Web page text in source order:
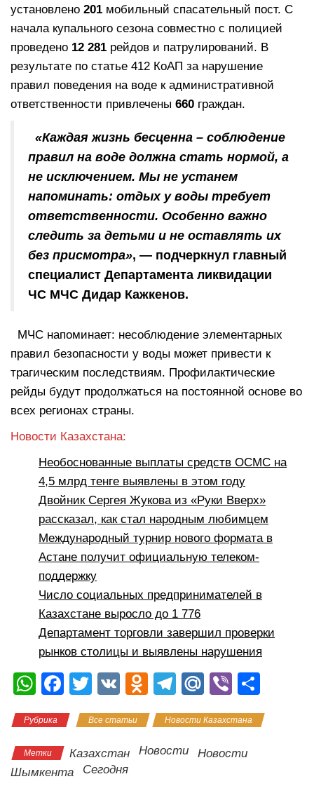
установлено 201 мобильный спасательный пост. С
начала купального сезона совместно с полицией
проведено 12 281 рейдов и патрулирований. В
результате по статье 412 КоАП за нарушение
правил поведения на воде к административной
ответственности привлечены 660 граждан.
«Каждая жизнь бесценна – соблюдение
правил на воде должна стать нормой, а
не исключением. Мы не устанем
напоминать: отдых у воды требует
ответственности. Особенно важно
следить за детьми и не оставлять их
без присмотра», — подчеркнул главный
специалист Департамента ликвидации
ЧС МЧС Дидар Кажкенов.
МЧС напоминает: несоблюдение элементарных
правил безопасности у воды может привести к
трагическим последствиям. Профилактические
рейды будут продолжаться на постоянной основе во
всех регионах страны.
Новости Казахстана:
Необоснованные выплаты средств ОСМС на
4,5 млрд тенге выявлены в этом году
Двойник Сергея Жукова из «Руки Вверх»
рассказал, как стал народным любимцем
Международный турнир нового формата в
Астане получит официальную телеком-
поддержку
Число социальных предпринимателей в
Казахстане выросло до 1 776
Департамент торговли завершил проверки
рынков столицы и выявлены нарушения
W
at
s
A
F
c
e
b
T
tt
er
V
O
n
o
T
e
gr
M
.R
u
Vi
er р
Рубрика Все статьи Новости Казахстана
Метки Казахстан Новости
Новости
Шымкента
Сегодня